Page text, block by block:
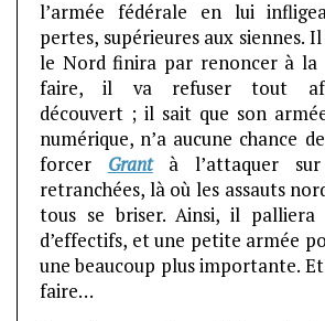
l’armée fédérale en lui
pertes, supérieures aux siennes.
le Nord finira par renoncer à la
faire, il va refuser tout
découvert ; il sait que son
numérique, n’a aucune chance
forcer Grantà l’attaquer sur
retranchées, là où les assauts
tous se briser. Ainsi, il palliera
d’effectifs, et une petite armée
une beaucoup plus importante. Et
faire…